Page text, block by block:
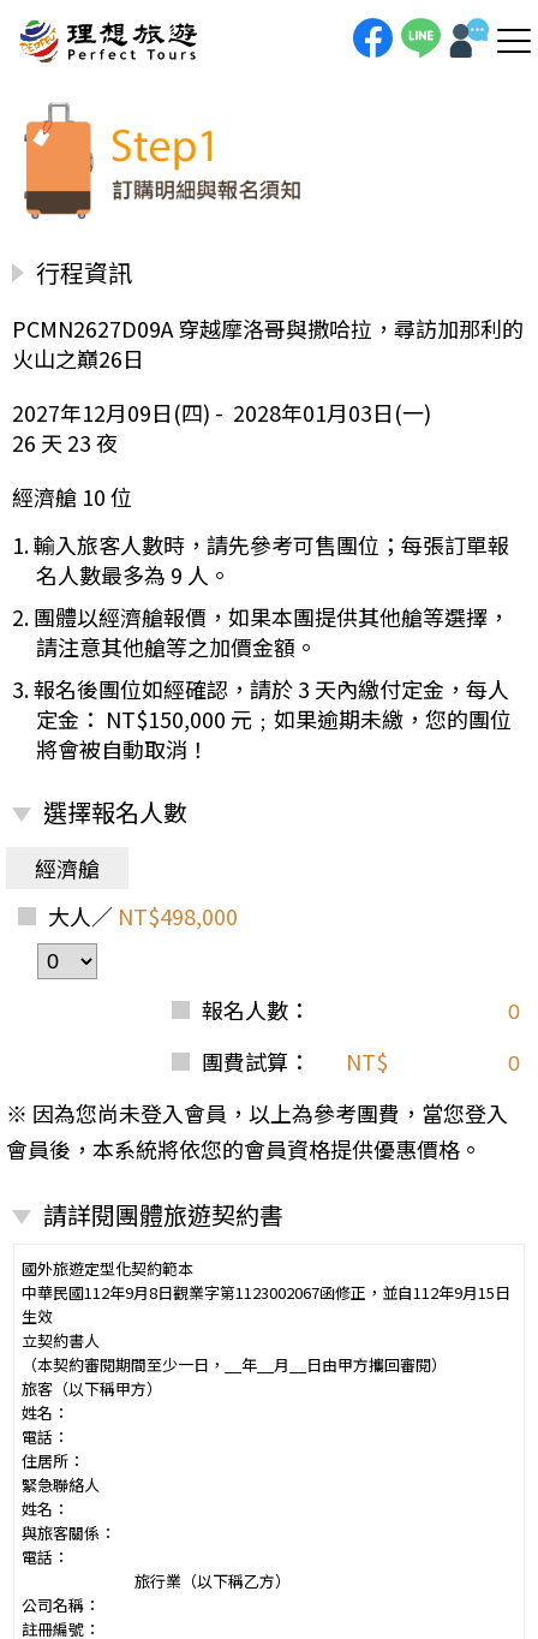
行程資訊
PCMN2627D09A 穿越摩洛哥與撒哈拉，尋訪加那利的
火山之巔26日
2027年12月09日(四) - 2028年01月03日(一)
26 天 23 夜
經濟艙 10 位
1. 輸入旅客人數時，請先參考可售團位；每張訂單報
名人數最多為 9 人。
2. 團體以經濟艙報價，如果本團提供其他艙等選擇，
請注意其他艙等之加價金額。
3. 報名後團位如經確認，請於 3 天內繳付定金，每人
定金： NT$150,000 元﹔如果逾期未繳，您的團位
將會被自動取消！
選擇報名人數
經濟艙
大人／ NT$498,000
報名人數：
團費試算：
NT$
※ 因為您尚未登入會員，以上為參考團費，當您登入
會員後，本系統將依您的會員資格提供優惠價格。
請詳閱團體旅遊契約書
國外旅遊定型化契約範本
中華民國112年9月8日觀業字第1123002067函修正，並自112年9月15日
生效
立契約書人
（本契約審閱期間至少一日，__年__月__日由甲方攜回審閱）
旅客（以下稱甲方）
姓名：
電話：
住居所：
緊急聯絡人
姓名：
與旅客關係：
電話：
旅行業（以下稱乙方）
公司名稱：
註冊編號：